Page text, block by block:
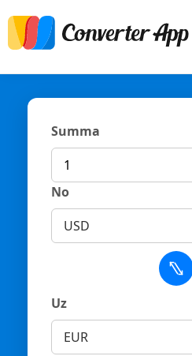
Summa
No
USD
Uz
EUR